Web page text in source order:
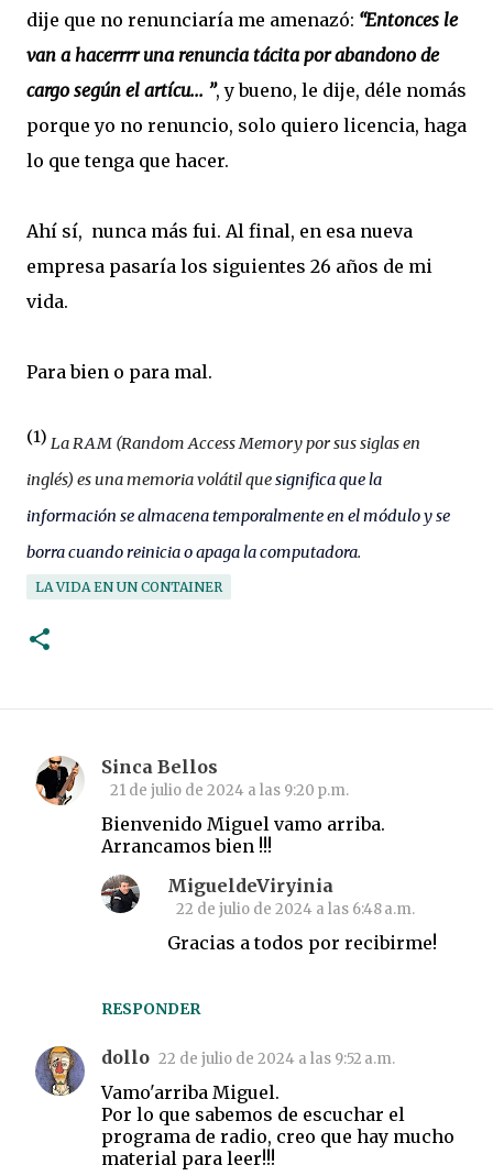
dije que no renunciaría me amenazó: “Entonces le
van a hacerrrr una renuncia tácita por abandono de
cargo según el artícu... ”, y bueno, le dije, déle nomás
porque yo no renuncio, solo quiero licencia, haga
lo que tenga que hacer.
Ahí sí, nunca más fui. Al final, en esa nueva
empresa pasaría los siguientes 26 años de mi
vida.
Para bien o para mal.
(1) La RAM (Random Access Memory por sus siglas en
inglés) es una memoria volátil quesignifica que la
información se almacena temporalmente en el módulo y se
borra cuando reinicia o apaga la computadora.
LA VIDA EN UN CONTAINER
C
o
o
s
Sinca Bellos
21 de julio de 2024 a las 9:20 p.m.
Bienvenido Miguel vamo arriba.
Arrancamos bien !!!
RESPONDER
MigueldeViryinia
22 de julio de 2024 a las 6:48 a.m.
Gracias a todos por recibirme!
dollo 22 de julio de 2024 a las 9:52 a.m.
Vamo'arriba Miguel.
Por lo que sabemos de escuchar el
programa de radio, creo que hay mucho
material para leer!!!